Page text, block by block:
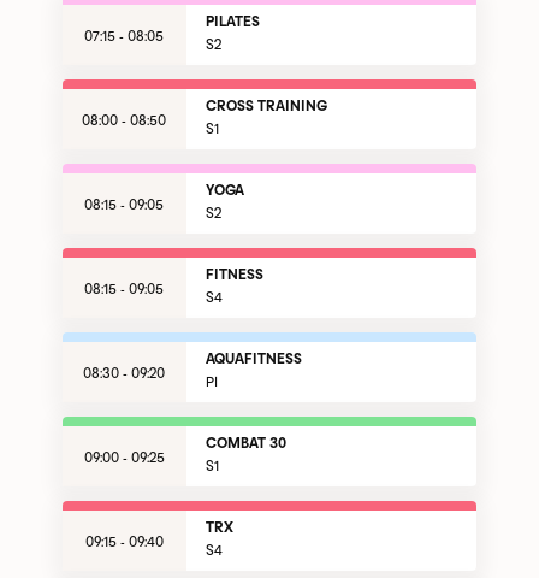
07:15 - 08:05
PILATES
S2
08:00 - 08:50
CROSS TRAINING
S1
08:15 - 09:05
YOGA
S2
08:15 - 09:05
FITNESS
S4
08:30 - 09:20
AQUAFITNESS
PI
09:00 - 09:25
COMBAT 30
S1
09:15 - 09:40
TRX
S4